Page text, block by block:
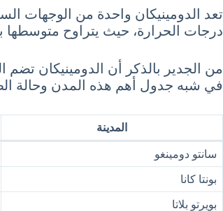
تعد الدومينيكان واحدة من الوجهات
درجات الحرارة، حيث يتراوح متوسطها بين 27 و32 درجة
من الجدير بالذكر أن الدومينيكان تضم
في شبه جدول أهم هذه المدن وحالة
المدينة
سانتو دومينغو
بونتا كانا
بويرتو بلاتا